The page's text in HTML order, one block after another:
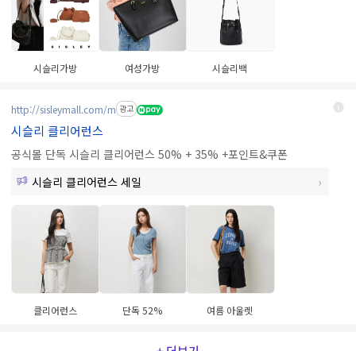
시슬리가방 여성가방 시슬리백
http://sisleymall.com/m 광고
시슬리 클리어런스
공식몰 단독 시슬리 클리어런스 50% + 35% +포인트&쿠폰
시슬리 클리어런스 세일
클리어런스 단독 52% 여름 아울렛